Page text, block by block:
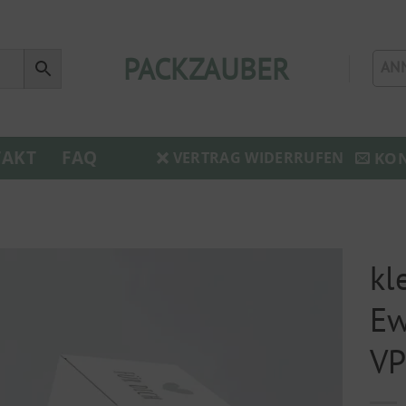
PACKZAUBER
FAQ VERTRAG WIDERRUFEN